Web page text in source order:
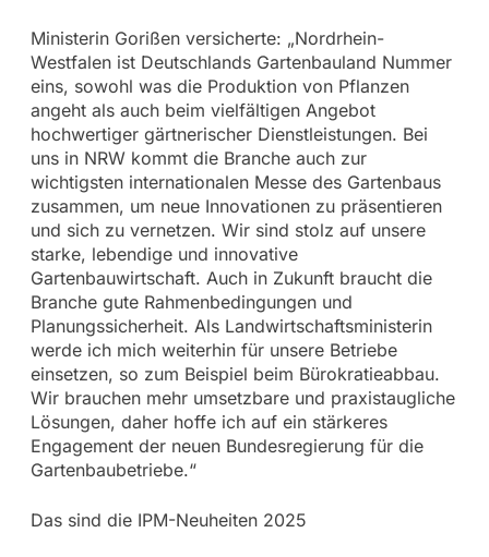
Ministerin Gorißen versicherte: „Nordrhein-
Westfalen ist Deutschlands Gartenbauland Nummer
eins, sowohl was die Produktion von Pflanzen
angeht als auch beim vielfältigen Angebot
hochwertiger gärtnerischer Dienstleistungen. Bei
uns in NRW kommt die Branche auch zur
wichtigsten internationalen Messe des Gartenbaus
zusammen, um neue Innovationen zu präsentieren
und sich zu vernetzen. Wir sind stolz auf unsere
starke, lebendige und innovative
Gartenbauwirtschaft. Auch in Zukunft braucht die
Branche gute Rahmenbedingungen und
Planungssicherheit. Als Landwirtschaftsministerin
werde ich mich weiterhin für unsere Betriebe
einsetzen, so zum Beispiel beim Bürokratieabbau.
Wir brauchen mehr umsetzbare und praxistaugliche
Lösungen, daher hoffe ich auf ein stärkeres
Engagement der neuen Bundesregierung für die
Gartenbaubetriebe.“
Das sind die IPM-Neuheiten 2025